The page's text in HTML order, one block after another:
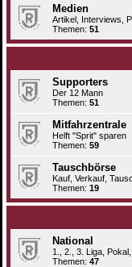
Medien
Artikel, Interviews,
Themen: 51
Supporters
Der 12 Mann
Themen: 51
Mitfahrzentrale
Helft "Sprit" sparen
Themen: 59
Tauschbörse
Kauf, Verkauf,
Themen: 19
National
1., 2., 3. Liga, Pokal,
Themen: 47